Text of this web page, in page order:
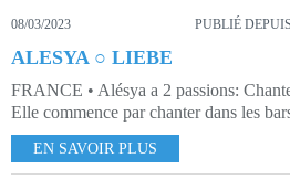
08/03/2023 PUBLIÉ
ALESYA ○ LIEBE
FRANCE • Alésya a 2 passions:
Elle commence par chanter dans les
EN SAVOIR PLUS